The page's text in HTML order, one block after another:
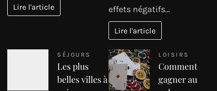
Lire l'article
effets négatifs…
Lire l'article
SÉJOURS
Les plus
belles villes à
LOISIRS
Comment
gagner au